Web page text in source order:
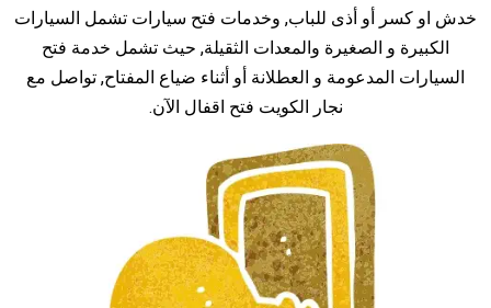
خدش او كسر أو أذى للباب, وخدمات فتح سيارات تشمل السيارات
الكبيرة و الصغيرة والمعدات الثقيلة, حيث تشمل خدمة فتح
السيارات المدعومة و العطلانة أو أثناء ضياع المفتاح, تواصل مع
نجار الكويت فتح اقفال الآن.